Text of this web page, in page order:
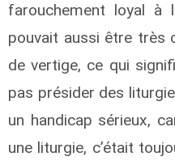
farouchement loyal à
pouvait aussi être très
de vertige, ce qui
pas présider des
un handicap sérieux,
une liturgie, c’était